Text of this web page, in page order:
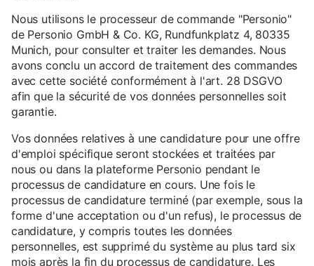
Nous utilisons le processeur de commande "Personio"
de Personio GmbH & Co. KG, Rundfunkplatz 4, 80335
Munich, pour consulter et traiter les demandes. Nous
avons conclu un accord de traitement des commandes
avec cette société conformément à l'art. 28 DSGVO
afin que la sécurité de vos données personnelles soit
garantie.
Vos données relatives à une candidature pour une offre
d'emploi spécifique seront stockées et traitées par
nous ou dans la plateforme Personio pendant le
processus de candidature en cours. Une fois le
processus de candidature terminé (par exemple, sous la
forme d'une acceptation ou d'un refus), le processus de
candidature, y compris toutes les données
personnelles, est supprimé du système au plus tard six
mois après la fin du processus de candidature. Les